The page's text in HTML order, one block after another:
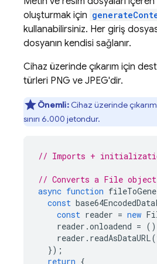
oluşturmak için
kullanabilirsiniz. Her giriş
dosyanın kendisi sağlanır.
Cihaz üzerinde çıkarım için
türleri PNG ve JPEG'dir.
Önemli:Cihaz üzerinde
sınırı 6.000 jetondur.
// Imports + initialization
// Converts a File
async function
const
const reader = new
reader .onloadend = ()
reader . readAsDataURL(
});
return {